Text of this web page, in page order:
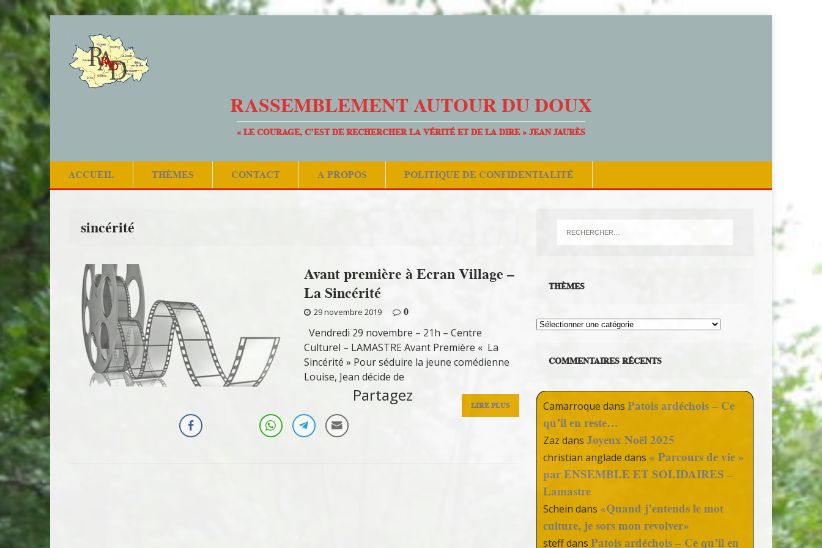
RASSEMBLEMENT AUTOUR DU DOUX
« LE COURAGE, C’EST DE RECHERCHER LA VÉRITÉ ET DE LA DIRE » JEAN JAURÈS
ACCUEIL THÈMES CONTACT A PROPOS POLITIQUE DE CONFIDENTIALITÉ
sincérité
Avant première à Ecran Village –
La Sincérité
29 novembre 2019
0
Vendredi 29 novembre – 21h – Centre
Culturel – LAMASTRE Avant Première « La
Sincérité » Pour séduire la jeune comédienne
Louise, Jean décide de
LIRE PLUS
Partagez
THÈMES
Thèmes
COMMENTAIRES RÉCENTS
Camarroque dansPatois ardéchois – Ce
qu’il en reste…
Zaz dansJoyeux Noël 2025
christian anglade dans « Parcours de vie »
par ENSEMBLE ET SOLIDAIRES –
Lamastre
Schein dans «Quand j’entends le mot
culture, je sors mon revolver»
steffdansPatois ardéchois – Ce qu’il en